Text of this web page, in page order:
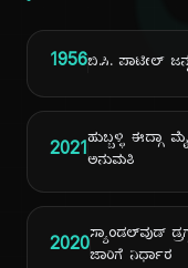
1956ಬಿ.ಸಿ. ಪಾಟೀಲ್
2021ಹುಬ್ಬಳ್ಳಿ ಈದ್ಗಾ
ಅನುಮತಿ
2020ಸ್ಯಾಂಡಲ್‌ವುಡ್
ಜಾರಿಗೆ ನಿರ್ಧಾರ